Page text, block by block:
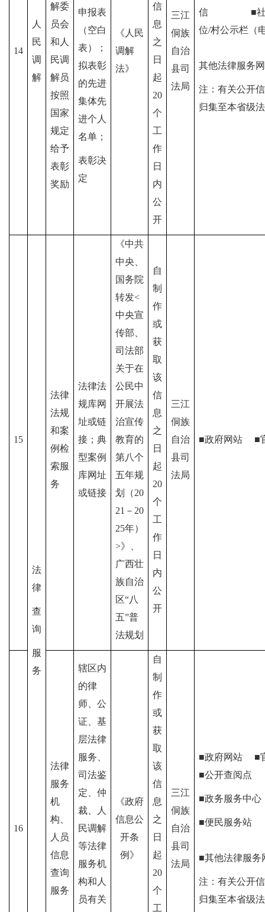
14
人
民
调
解
解委
员会
和人
民调
解员
按照
国家
规定
给予
表彰
奖励
申报表
（空白
表）；
拟表彰
的先进
集体先
进个人
名单；
表彰决
定
《人民
调解
法》
信
息
之
日
起
20
个
工
作
日
内
公
开
三江
侗族
自治
县司
法局
信■社区/
位/村公示栏（
其他法律服务网
注：有关公开
归集至本省级
15
法
律
查
询
服
务
法律
法规
和案
例检
索服
务
法律法
规库网
址或链
接；典
型案例
库网址
或链接
《中共
中央、
国务院
转发<
中央宣
传部、
司法部
关于在
公民中
开展法
治宣传
教育的
第八个
五年规
划（20
21－20
25年）
>》、
广西壮
族自治
区“八
五”普
法规划
自
制
作
或
获
取
该
信
息
之
日
起
20
个
工
作
日
内
公
开
三江
侗族
自治
县司
法局
■政府网站 ■
16
法律
服务
机
构、
人员
信息
查询
服务
辖区内
的律
师、公
证、基
层法律
服务、
司法鉴
定、仲
裁、人
民调解
等法律
服务机
构和人
员有关
《政府
信息公
开条
例》
自
制
作
或
获
取
该
信
息
之
日
起
20
个
工
三江
侗族
自治
县司
法局
■政府网站 ■
■公开查阅点
■政务服务中
■便民服务站
■其他法律服务
注：有关公开
归集至本省级